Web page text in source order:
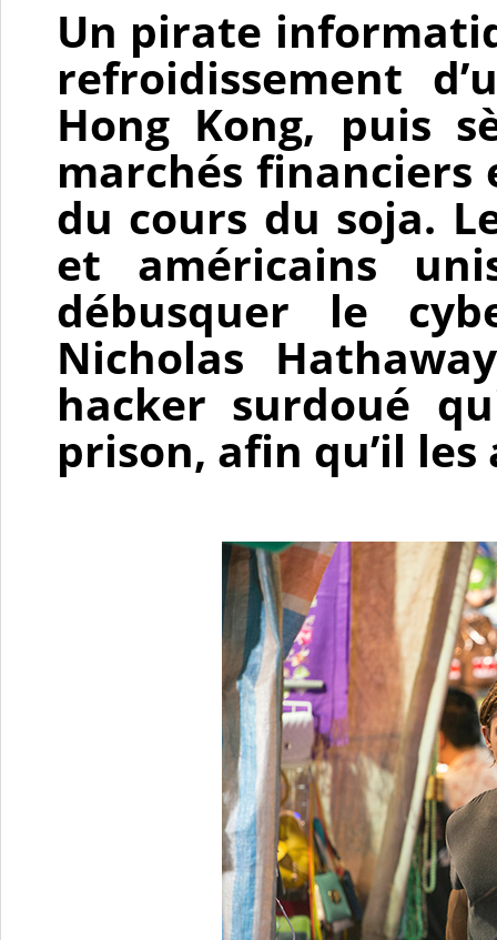
Un pirate
refroidissement
Hong Kong, puis
marchés
du cours du soja.
et américains
débusquer le
Nicholas
hacker surdoué
prison, afin qu’il